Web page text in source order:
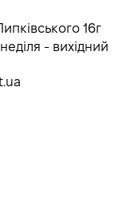
16г
- вихідний